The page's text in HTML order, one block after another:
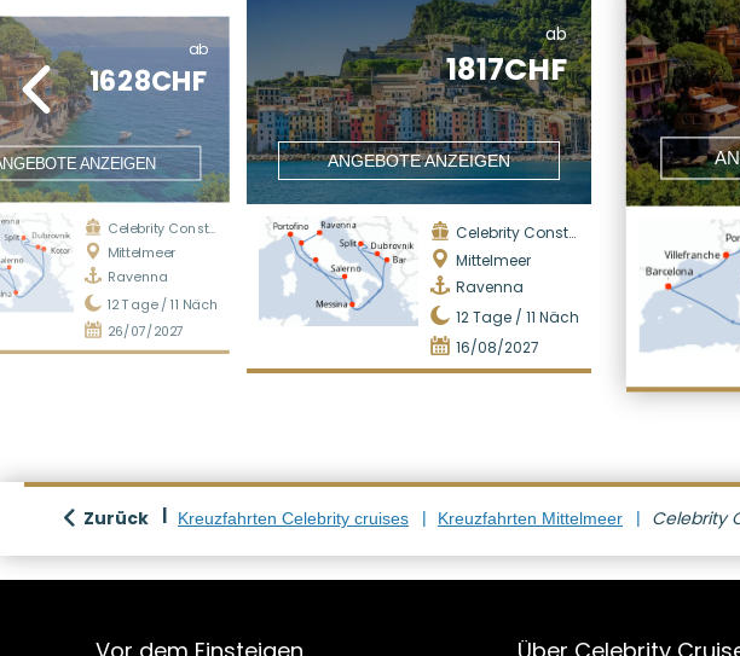
ab
1628CHF
ANZEIGEN
Celebrity Constellation
Mittelmeer
Ravenna
12Tage /11 Nächte
26/07/2027
ab
1817CHF
ANGEBOTE ANZEIGEN
Celebrity Constellation
Mittelmeer
Ravenna
12Tage /11 Nächte
16/08/2027
Zurück Kreuzfahrten Celebrity cruises Kreuzfahrten Mittelmeer Celebrity